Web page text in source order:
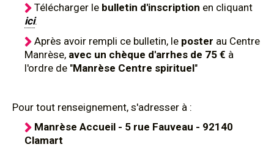
Télécharger le bulletin d'inscription en cliquant
ici.
Après avoir rempli ce bulletin, le poster au Centre
Manrèse, avec un chèque d'arrhes de 75 € à
l'ordre de "Manrèse Centre spirituel"
Pour tout renseignement, s'adresser à :
Manrèse Accueil - 5 rue Fauveau - 92140
Clamart